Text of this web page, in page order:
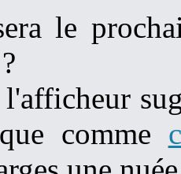
le
l'afficheur
comme